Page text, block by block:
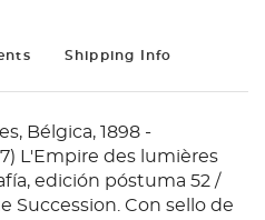
Shipping Info
Bélgica, 1898 -
L'Empire des lumières
edición póstuma 52 /
Succession. Con sello de